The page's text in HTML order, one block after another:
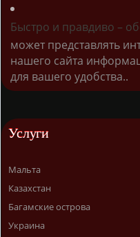
Быстро и правдиво –
может представлять
нашего сайта
для вашего удобства..
Услуги
Мальта
Казахстан
Багамские острова
Украина